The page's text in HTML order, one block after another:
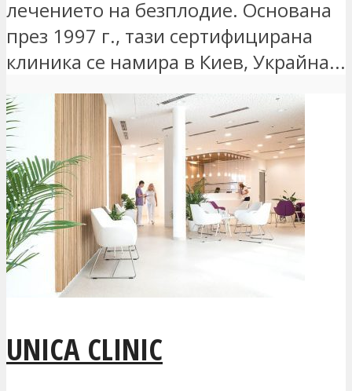
лечението на безплодие. Основана
през 1997 г., тази сертифицирана
клиника се намира в Киев, Украйна...
UNICA CLINIC